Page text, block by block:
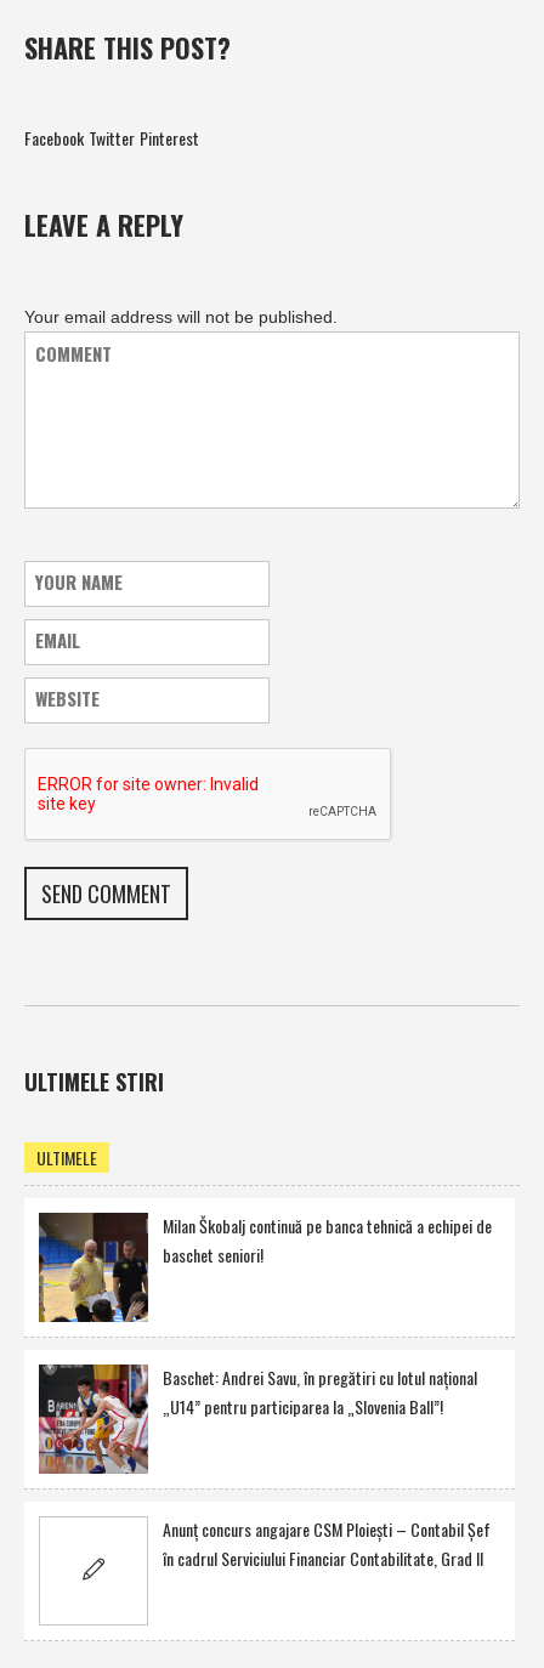
SHARE THIS POST?
Facebook Twitter Pinterest
LEAVE A REPLY
Your email address will not be published.
ULTIMELE STIRI
ULTIMELE
Milan Škobalj continuă pe banca tehnică a echipei de
baschet seniori!
Baschet: Andrei Savu, în pregătiri cu lotul naţional
„U14” pentru participarea la „Slovenia Ball”!
Anunţ concurs angajare CSM Ploieşti – Contabil Şef
în cadrul Serviciului Financiar Contabilitate, Grad II